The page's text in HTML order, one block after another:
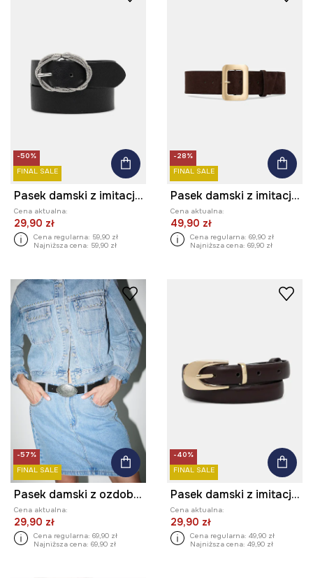
-50%
FINAL SALE
Pasek damski z imitacji skóry
Cena aktualna:
29,90 zł
Cena regularna: 59,90 zł
Najniższa cena: 59,90 zł
-28%
FINAL SALE
Pasek damski z imitacji zamszu
Cena aktualna:
49,90 zł
Cena regularna: 69,90 zł
Najniższa cena: 69,90 zł
-57%
FINAL SALE
Pasek damski z ozdobną klamrą
Cena aktualna:
29,90 zł
Cena regularna: 69,90 zł
Najniższa cena: 69,90 zł
-40%
FINAL SALE
Pasek damski z imitacji skóry
Cena aktualna:
29,90 zł
Cena regularna: 49,90 zł
Najniższa cena: 49,90 zł